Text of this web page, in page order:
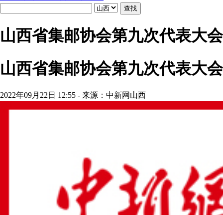
山西省集邮协会第九次代表大
山西省集邮协会第九次代表大
2022年09月22日 12:55 - 来源：中新网山西